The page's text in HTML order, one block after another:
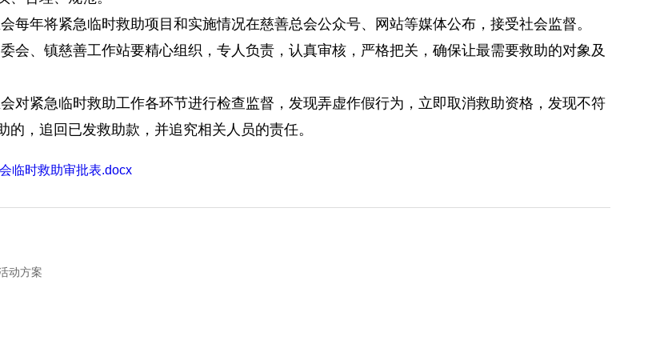
每年将紧急临时救助项目和实施情况在慈善总会公众号、网站等媒体公布，接受社会监督。
会、镇慈善工作站要精心组织，专人负责，认真审核，严格把关，确保让最需要救助的对象及
对紧急临时救助工作各环节进行检查监督，发现弄虚作假行为，立即取消救助资格，发现不符
的，追回已发救助款，并追究相关人员的责任。
临时救助审批表.docx
动方案